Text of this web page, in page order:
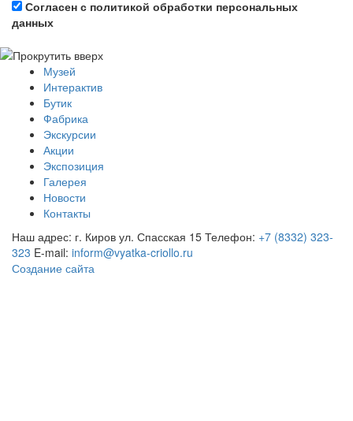
Согласен с политикой обработки персональных
данных
Музей
Интерактив
Бутик
Фабрика
Экскурсии
Акции
Экспозиция
Галерея
Новости
Контакты
Наш адрес: г. Киров ул. Спасская 15 Телефон: +7 (8332) 323-
323 E-mail: inform@vyatka-criollo.ru
Создание сайта